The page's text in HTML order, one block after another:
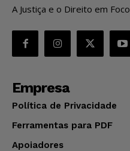
A Justiça e o Direito em Foco
Empresa
Política de Privacidade
Ferramentas para PDF
Apoiadores